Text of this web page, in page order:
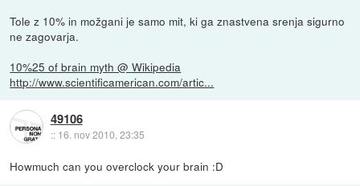
Tole z 10% in možgani je samo mit, ki ga znastvena srenja sigurno
ne zagovarja.
10%25 of brain myth @ Wikipedia
http://www.scientificamerican.com/artic...
49106
:: 16. nov 2010, 23:35
Howmuch can you overclock your brain :D